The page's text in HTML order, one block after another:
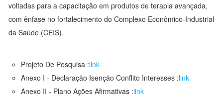
voltadas para a capacitação em produtos de terapia avançada,
com ênfase no fortalecimento do Complexo Econômico-Industrial
da Saúde (CEIS).
Projeto De Pesquisa :link
Anexo I - Declaração Isenção Conflito Interesses :link
Anexo II - Plano Ações Afirmativas :link